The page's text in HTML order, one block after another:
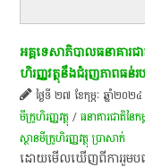
អគ្គទេសាភិបាល​ធនាគារជ
ហិរញ្ញវត្ថុ​នឹង​ជំរុញ​ភាព​ធន់​
ថ្ងៃទី ២៧ ខែកុម្ភៈ ឆ្នាំ២០២៤
មីក្រូហិរញ្ញវត្ថុ /ធនាគារជាតិនៃក
ស្ថានមីក្រូហិរញ្ញវត្ថុ ប្រាសាក់
ដោយ​មើលឃើញ​ពី​ការ​រួម​ប